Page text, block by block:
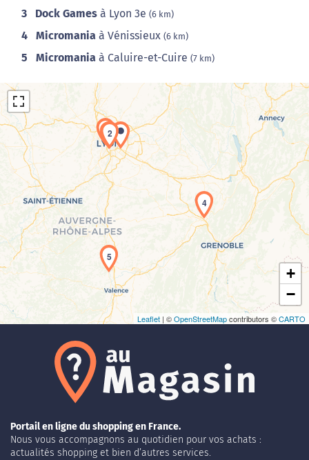
3 Dock Games à Lyon 3e (6 km)
4 Micromania à Vénissieux (6 km)
5 Micromania à Caluire-et-Cuire (7 km)
Chargement de la carte en cours...
1
2
3
4
5
+
−
Leaflet | ©OpenStreetMapcontributors ©CARTO
Portail en ligne du shopping en France.
Nous vous accompagnons au quotidien pour vos achats :
actualités shopping et bien d’autres services.